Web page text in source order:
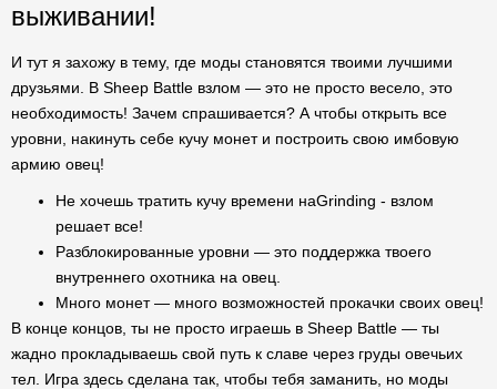
выживании!
И тут я захожу в тему, где моды становятся твоими лучшими
друзьями. В Sheep Battle взлом — это не просто весело, это
необходимость! Зачем спрашивается? А чтобы открыть все
уровни, накинуть себе кучу монет и построить свою имбовую
армию овец!
Не хочешь тратить кучу времени наGrinding - взлом
решает все!
Разблокированные уровни — это поддержка твоего
внутреннего охотника на овец.
Много монет — много возможностей прокачки своих овец!
В конце концов, ты не просто играешь в Sheep Battle — ты
жадно прокладываешь свой путь к славе через груды овечьих
тел. Игра здесь сделана так, чтобы тебя заманить, но моды